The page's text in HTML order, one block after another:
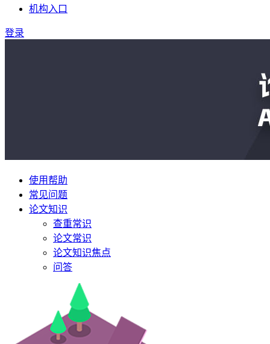
机构入口
登录
使用帮助
常见问题
论文知识
查重常识
论文常识
论文知识焦点
问答